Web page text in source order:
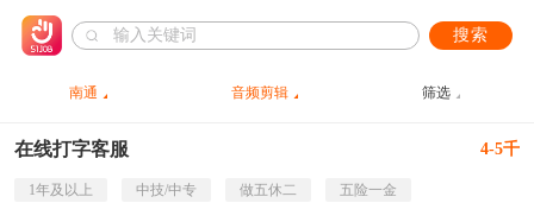
搜索
南通 音频剪辑 筛选
在线打字客服 4-5千
1年及以上 中技/中专 做五休二
五险一金